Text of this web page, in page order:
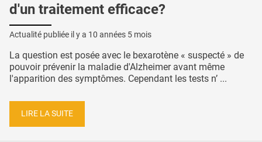
d'un traitement efficace?
Actualité publiée il y a 10 années 5 mois
La question est posée avec le bexarotène « suspecté » de
pouvoir prévenir la maladie d'Alzheimer avant même
l'apparition des symptômes. Cependant les tests n’ ...
LIRE LA SUITE